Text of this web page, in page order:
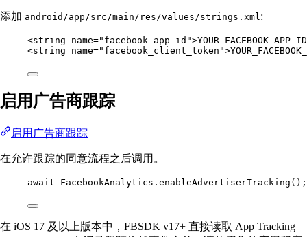
添加 android/app/src/main/res/values/strings.xml :
<string name="facebook_app_id"
<string name="facebook_client_token"
启用广告商跟踪
启用广告商跟踪
在允许跟踪的同意流程之后调用。
await FacebookAnalytics. enableAdvertiserTracking ();
在 iOS 17 及以上版本中，FBSDK v17+ 直接读取 App Tracking